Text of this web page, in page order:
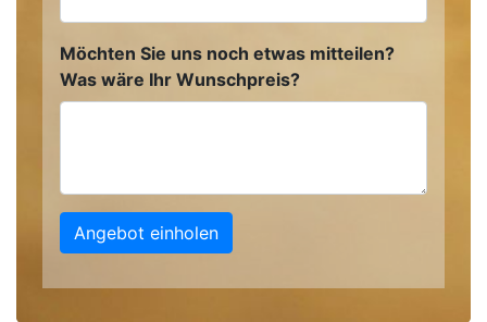
Möchten Sie uns noch etwas mitteilen?
Was wäre Ihr Wunschpreis?
Angebot einholen